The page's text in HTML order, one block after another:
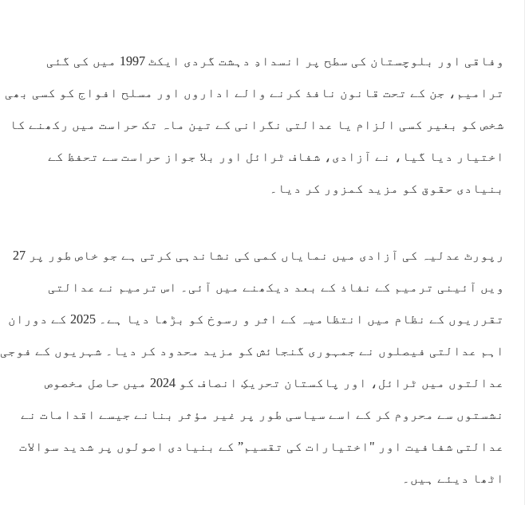
وفاقی اور بلوچستان کی سطح پر انسدادِ دہشت گردی ایکٹ 1997 میں کی گئی
ترامیم، جن کے تحت قانون نافذ کرنے والے اداروں اور مسلح افواج کو کسی بھی
شخص کو بغیر کسی الزام یا عدالتی نگرانی کے تین ماہ تک حراست میں رکھنے کا
اختیار دیا گیا، نے آزادی، شفاف ٹرائل اور بلا جواز حراست سے تحفظ کے
بنیادی حقوق کو مزید کمزور کر دیا۔
رپورٹ عدلیہ کی آزادی میں نمایاں کمی کی نشاندہی کرتی ہے جو خاص طور پر 27
ویں آئینی ترمیم کے نفاذ کے بعد دیکھنے میں آئی۔ اس ترمیم نے عدالتی
تقرریوں کے نظام میں انتظامیہ کے اثر و رسوخ کو بڑھا دیا ہے۔ 2025 کے دوران
اہم عدالتی فیصلوں نے جمہوری گنجائش کو مزید محدود کر دیا۔ شہریوں کے فوجی
عدالتوں میں ٹرائل، اور پاکستان تحریکِ انصاف کو 2024 میں حاصل مخصوص
نشستوں سے محروم کر کے اسے سیاسی طور پر غیر مؤثر بنانے جیسے اقدامات نے
عدالتی شفافیت اور "اختیارات کی تقسیم” کے بنیادی اصولوں پر شدید سوالات
اٹھا دیئے ہیں۔